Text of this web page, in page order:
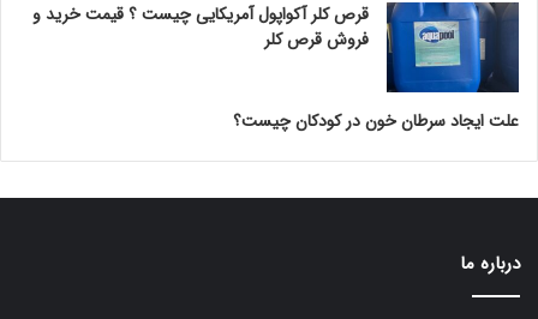
قرص کلر آکواپول آمریکایی چیست ؟ قیمت خرید و
فروش قرص کلر
علت ایجاد سرطان خون در کودکان چیست؟
درباره ما